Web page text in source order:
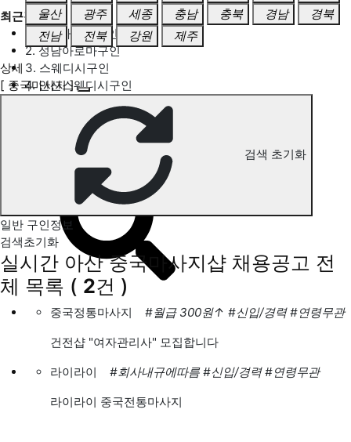
최근검색어
1. 일산마사지구인
2. 성남아로마구인
3. 스웨디시구인
4. 안산스웨디시구인
아산 중국마사지 구인정보
울산
광주 세종 충남 충북 경남
경북
전남
전북 강원 제주
상세
[ 중국마사지 ]
검색 초기화
일반 구인정보
검색초기화
실시간 아산 중국마사지샵 채용공고 전
체 목록 ( 2건 )
중국정통마사지 #월급 300원↑ #신입/경력 #연령무관
건전샵 "여자관리사" 모집합니다
라이라이
#회사내규에따름 #신입/경력 #연령무관
라이라이 중국전통마사지